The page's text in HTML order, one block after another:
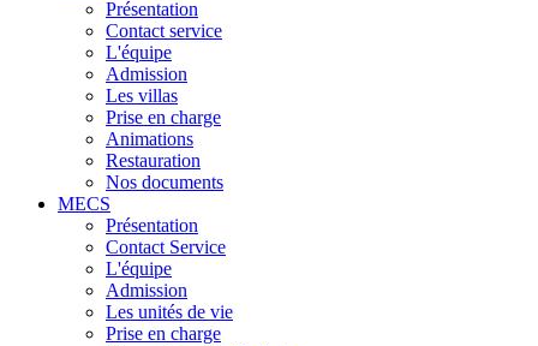
Présentation
Contact service
L'équipe
Admission
Les villas
Prise en charge
Animations
Restauration
Nos documents
MECS
Présentation
Contact Service
L'équipe
Admission
Les unités de vie
Prise en charge